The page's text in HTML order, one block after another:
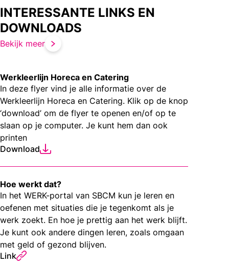
INTERESSANTE LINKS EN
DOWNLOADS
Bekijk meer
Werkleerlijn Horeca en Catering
In deze flyer vind je alle informatie over de
Werkleerlijn Horeca en Catering. Klik op de knop
‘download’ om de flyer te openen en/of op te
slaan op je computer. Je kunt hem dan ook
printen
Download
Hoe werkt dat?
In het WERK-portal van SBCM kun je leren en
oefenen met situaties die je tegenkomt als je
werk zoekt. En hoe je prettig aan het werk blijft.
Je kunt ook andere dingen leren, zoals omgaan
met geld of gezond blijven.
Link